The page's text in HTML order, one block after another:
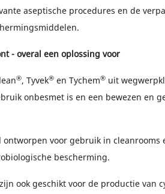
aseptische procedures en de
- overal een oplossing voor
®, Tyvek®en Tychem®uit
onbesmet is en een bewezen en
ontworpen voor gebruik in cleanrooms
bescherming.
ook geschikt voor de productie van